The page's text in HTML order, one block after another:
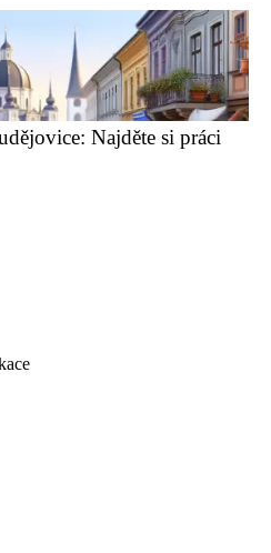
Najděte si práci